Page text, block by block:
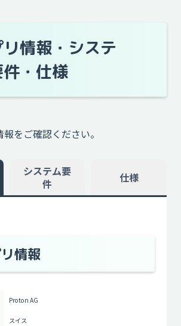
リ情報・システ
・仕様
をご確認ください。
システム要
件
仕様
情報
Proton AG
スイス